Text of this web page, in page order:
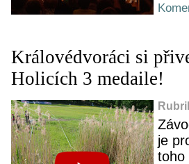
Královédvoráci si
Holicích 3 medaile!
je
toho